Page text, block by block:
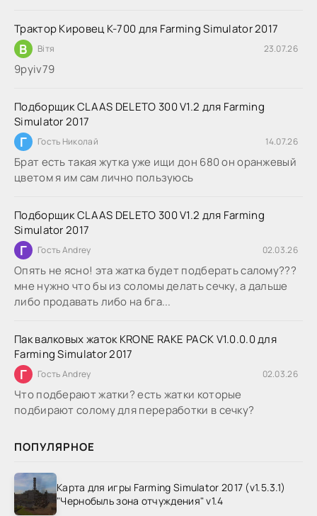
Трактор Кировец К-700 для Farming Simulator 2017
В Вітя 23.07.26
9руіv79
Подборщик CLAAS DELETO 300 V1.2 для Farming
Simulator 2017
Г Гость Николай 14.07.26
Брат есть такая жутка уже ищи дон 680 он оранжевый
цветом я им сам лично пользуюсь
Подборщик CLAAS DELETO 300 V1.2 для Farming
Simulator 2017
Г Гость Andrey 02.03.26
Опять не ясно! эта жатка будет подберать салому???
мне нужно что бы из соломы делать сечку, а дальше
либо продавать либо на бга...
Пак валковых жаток KRONE RAKE PACK V1.0.0.0 для
Farming Simulator 2017
Г Гость Andrey 02.03.26
Что подберают жатки? есть жатки которые
подбирают солому для переработки в сечку?
ПОПУЛЯРНОЕ
Карта для игры Farming Simulator 2017 (v1.5.3.1)
"Чернобыль зона отчуждения" v1.4